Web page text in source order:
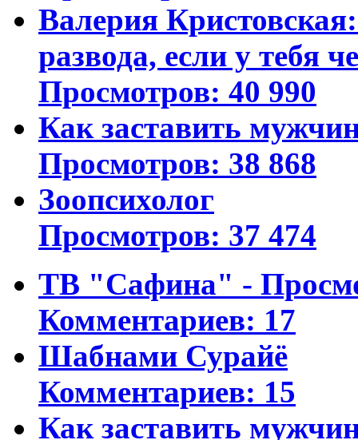
Валерия
развода, если у тебя
Просмотров: 40 990
Как заставить
Просмотров: 38 868
Зоопсихолог
Просмотров: 37 474
ТВ "Сафина" -
Комментариев: 17
Шабнами Сурайё
Комментариев: 15
Как заставить